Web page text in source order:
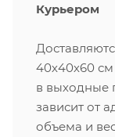
Курьером
40х40х60
в выходные
зависит от
объема и